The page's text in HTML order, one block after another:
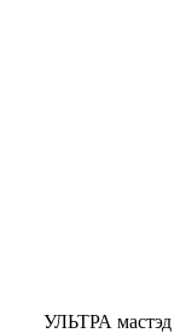
УЛЬТРА мастэд